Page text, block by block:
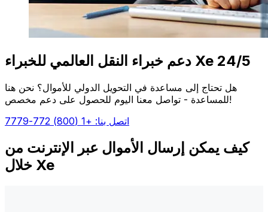
دعم خبراء النقل العالمي للخبراء Xe 24/5
هل تحتاج إلى مساعدة في التحويل الدولي للأموال؟ نحن هنا
للمساعدة - تواصل معنا اليوم للحصول على دعم مخصص!
اتصل بنا: +1 (800) 772-7779
كيف يمكن إرسال الأموال عبر الإنترنت من
خلال Xe